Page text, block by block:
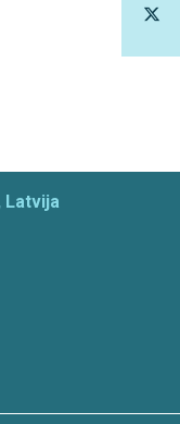
Latvija